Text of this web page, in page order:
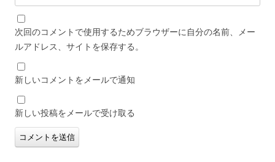
次回のコメントで使用するためブラウザーに自分の名前、メー
ルアドレス、サイトを保存する。
新しいコメントをメールで通知
新しい投稿をメールで受け取る